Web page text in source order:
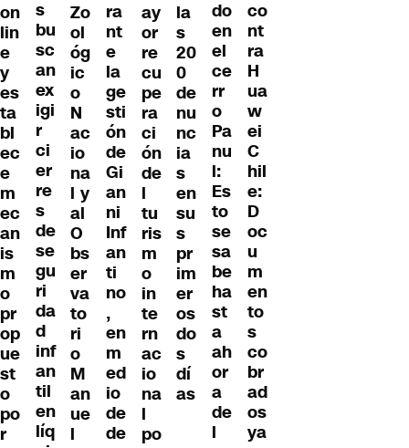
on
lin
e
y
es
ta
bl
ec
e
m
ec
an
is
m
o
pr
op
ue
st
o
po
r
s
bu
sc
an
ex
igi
r
ci
er
re
s
de
se
gu
ri
da
d
inf
an
til
en
líq
Zo
ol
óg
ic
o
N
ac
io
na
l y
al
O
bs
er
va
to
ri
o
M
an
ue
l
ra
nt
e
la
ge
sti
ón
de
Gi
an
ni
Inf
an
ti
no
,
en
m
ed
io
de
de
ay
or
re
cu
pe
ra
ci
ón
de
l
tu
ris
m
o
in
te
rn
ac
io
na
l
po
la
s
20
0
de
nu
nc
ia
s
en
su
s
pr
im
er
os
do
s
dí
as
do
en
el
ce
rr
o
Pa
nu
l:
Es
to
se
sa
be
ha
st
a
ah
or
a
de
l
co
nt
ra
H
ua
w
ei
C
hil
e:
D
oc
u
m
en
to
s
co
br
ad
os
ya